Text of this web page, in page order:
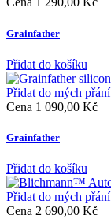
Grainfather
Přidat do košíku
Přidat do mých přání
Cena 1 090,00 Kč
Grainfather
Přidat do košíku
Přidat do mých přání
Cena 2 690,00 Kč